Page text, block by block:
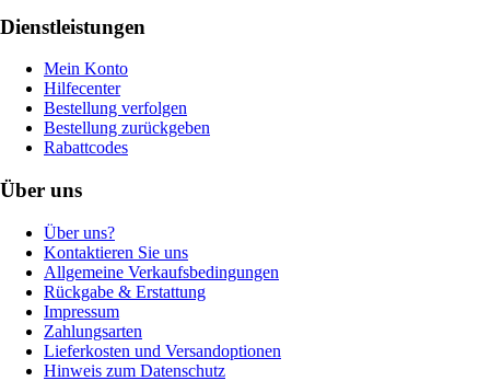
Dienstleistungen
Mein Konto
Hilfecenter
Bestellung verfolgen
Bestellung zurückgeben
Rabattcodes
Über uns
Über uns?
Kontaktieren Sie uns
Allgemeine Verkaufsbedingungen
Rückgabe & Erstattung
Impressum
Zahlungsarten
Lieferkosten und Versandoptionen
Hinweis zum Datenschutz